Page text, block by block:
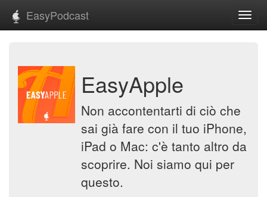
EasyPodcast
EasyApple
Non accontentarti di ciò che
sai già fare con il tuo iPhone,
iPad o Mac: c'è tanto altro da
scoprire. Noi siamo qui per
questo.